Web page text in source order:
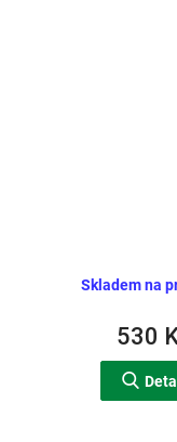
Skladem na
530